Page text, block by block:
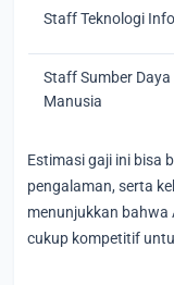
Staff Teknologi
Staff Sumber Daya
Manusia
Estimasi gaji ini bisa
pengalaman, serta
menunjukkan bahwa
cukup kompetitif